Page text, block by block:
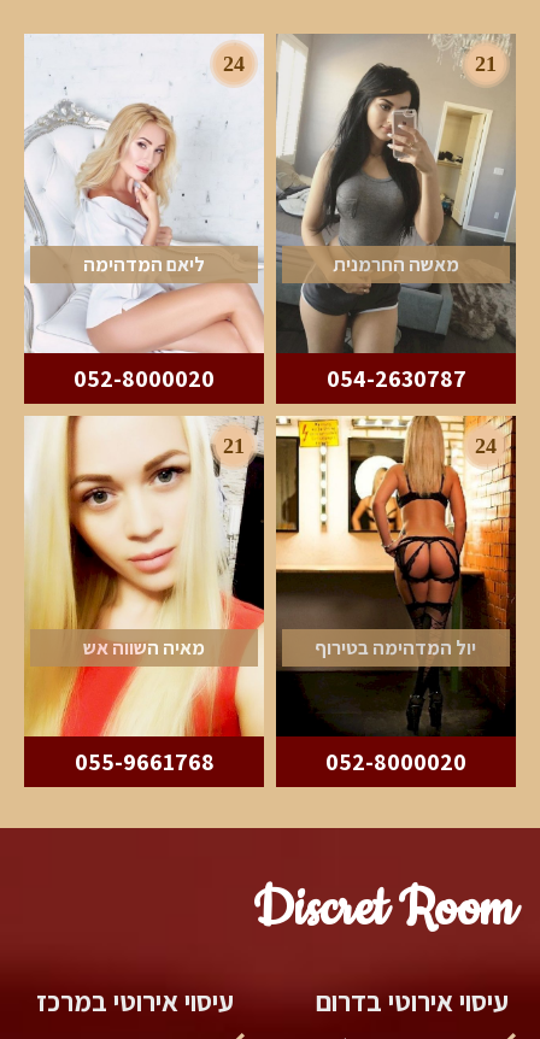
21
מאשה החרמנית
054-2630787
24
ליאם המדהימה
052-8000020
24
יול המדהימה בטירוף
052-8000020
21
מאיה השווה אש
055-9661768
Discret Room
עיסוי אירוטי בדרום עיסוי אירוטי במרכז